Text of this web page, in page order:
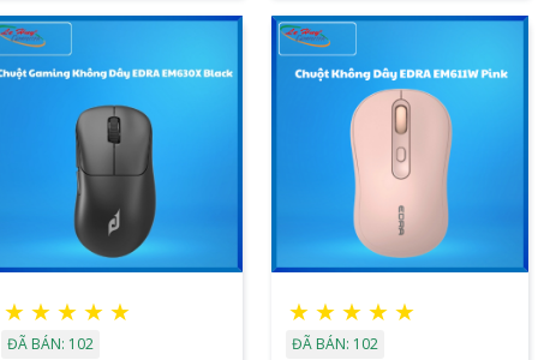
★ ★ ★ ★ ★
ĐÃ BÁN: 102
★ ★ ★ ★ ★
ĐÃ BÁN: 102